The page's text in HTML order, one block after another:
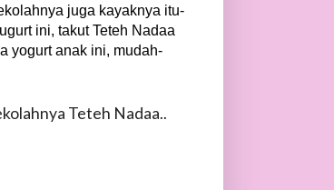
juga kayaknya itu-
ini, takut Teteh Nadaa
yogurt anak ini, mudah-
Teteh Nadaa..